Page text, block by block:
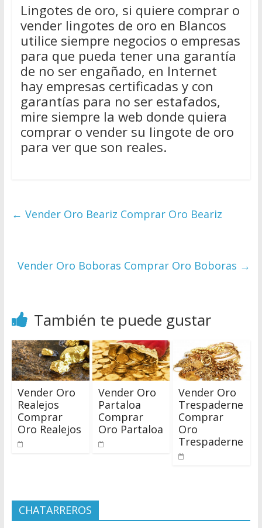
Lingotes de oro, si quiere comprar o
vender lingotes de oro en Blancos
utilice siempre negocios o empresas
para que pueda tener una garantía
de no ser engañado, en Internet
hay empresas certificadas y con
garantías para no ser estafados,
mire siempre la web donde quiera
comprar o vender su lingote de oro
para ver que son reales.
← Vender Oro Beariz Comprar Oro Beariz
Vender Oro Boboras Comprar Oro Boboras →
También te puede gustar
Vender Oro
Realejos
Comprar
Oro Realejos
Vender Oro
Partaloa
Comprar
Oro Partaloa
Vender Oro
Trespaderne
Comprar
Oro
Trespaderne
CHATARREROS